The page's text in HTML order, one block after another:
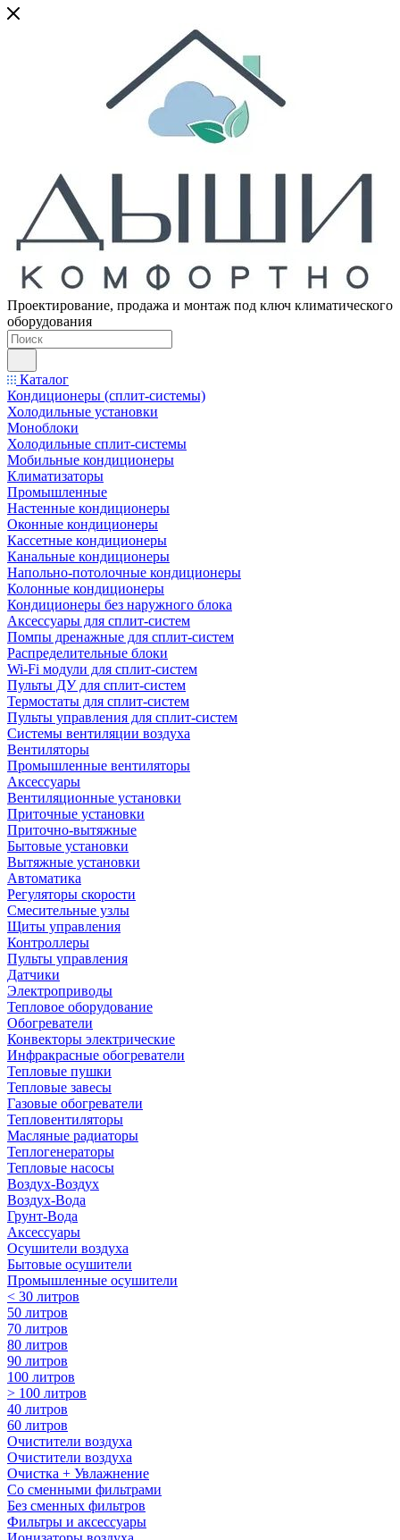
Проектирование, продажа и монтаж под ключ климатического
оборудования
Каталог
Кондиционеры (сплит-системы)
Холодильные установки
Моноблоки
Холодильные сплит-системы
Мобильные кондиционеры
Климатизаторы
Промышленные
Настенные кондиционеры
Оконные кондиционеры
Кассетные кондиционеры
Канальные кондиционеры
Напольно-потолочные кондиционеры
Колонные кондиционеры
Кондиционеры без наружного блока
Аксессуары для сплит-систем
Помпы дренажные для сплит-систем
Распределительные блоки
Wi-Fi модули для сплит-систем
Пульты ДУ для сплит-систем
Термостаты для сплит-систем
Пульты управления для сплит-систем
Системы вентиляции воздуха
Вентиляторы
Промышленные вентиляторы
Аксессуары
Вентиляционные установки
Приточные установки
Приточно-вытяжные
Бытовые установки
Вытяжные установки
Автоматика
Регуляторы скорости
Смесительные узлы
Щиты управления
Контроллеры
Пульты управления
Датчики
Электроприводы
Тепловое оборудование
Обогреватели
Конвекторы электрические
Инфракрасные обогреватели
Тепловые пушки
Тепловые завесы
Газовые обогреватели
Тепловентиляторы
Масляные радиаторы
Теплогенераторы
Тепловые насосы
Воздух-Воздух
Воздух-Вода
Грунт-Вода
Аксессуары
Осушители воздуха
Бытовые осушители
Промышленные осушители
< 30 литров
50 литров
70 литров
80 литров
90 литров
100 литров
> 100 литров
40 литров
60 литров
Очистители воздуха
Очистители воздуха
Очистка + Увлажнение
Cо сменными фильтрами
Без сменных фильтров
Фильтры и аксессуары